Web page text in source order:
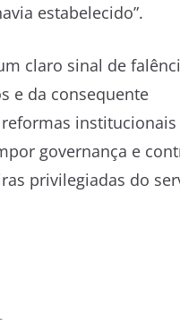
estabelecido”.
claro sinal de
e da consequente
institucionais
governança e
privilegiadas do